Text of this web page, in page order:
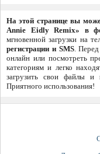
На этой странице вы
Annie Eidly Remix» в
мгновенной загрузки на
регистрации и SMS.
онлайн или посмотреть
категориям и легко
загрузить свои файлы и
Приятного использования!